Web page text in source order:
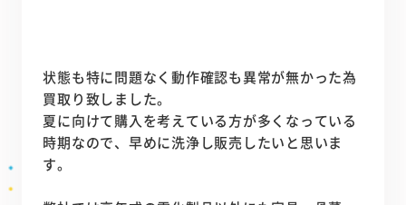
状態も特に問題なく動作確認も異常が無かった為
買取り致しました。
夏に向けて購入を考えている方が多くなっている
時期なので、早めに洗浄し販売したいと思いま
す。